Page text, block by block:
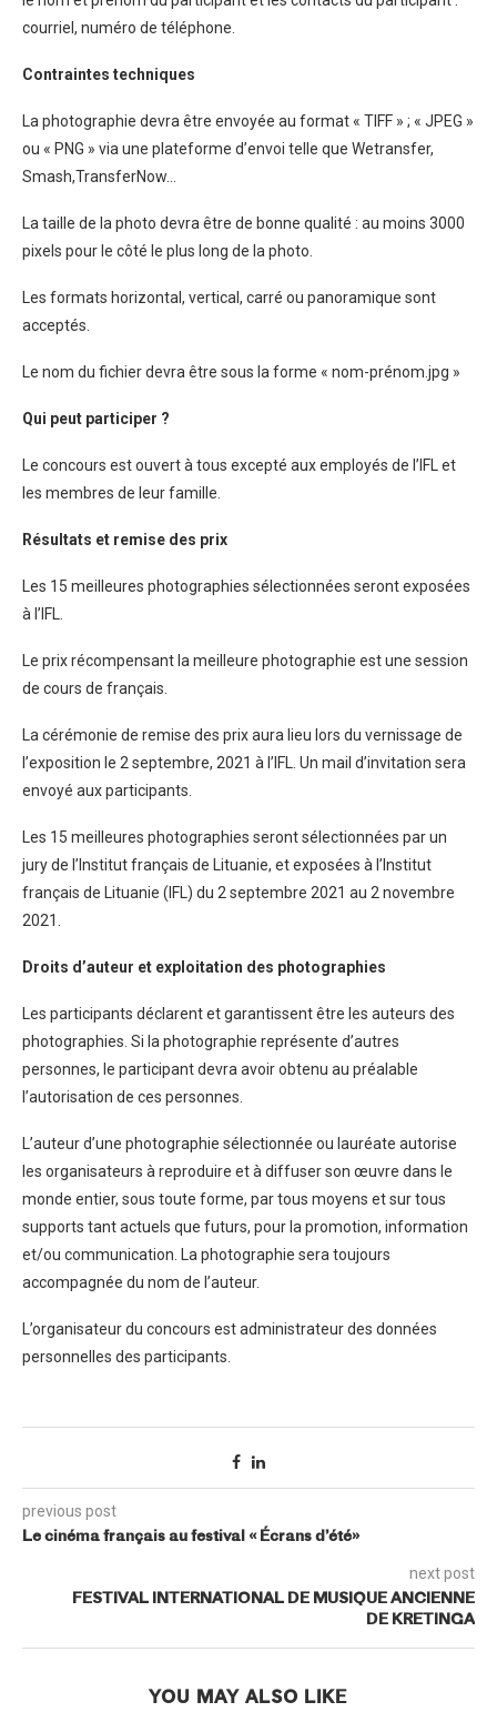
courriel, numéro de téléphone.
Contraintes techniques
La photographie devra être envoyée au format « TIFF » ; « JPEG »
ou « PNG » via une plateforme d’envoi telle que Wetransfer,
Smash,TransferNow…
La taille de la photo devra être de bonne qualité : au moins 3000
pixels pour le côté le plus long de la photo.
Les formats horizontal, vertical, carré ou panoramique sont
acceptés.
Le nom du fichier devra être sous la forme « nom-prénom.jpg »
Qui peut participer ?
Le concours est ouvert à tous excepté aux employés de l’IFL et
les membres de leur famille.
Résultats et remise des prix
Les 15 meilleures photographies sélectionnées seront exposées
à l’IFL.
Le prix récompensant la meilleure photographie est une session
de cours de français.
La cérémonie de remise des prix aura lieu lors du vernissage de
l’exposition le 2 septembre, 2021 à l’IFL. Un mail d’invitation sera
envoyé aux participants.
Les 15 meilleures photographies seront sélectionnées par un
jury de l’Institut français de Lituanie, et exposées à l’Institut
français de Lituanie (IFL) du 2 septembre 2021 au 2 novembre
2021.
Droits d’auteur et exploitation des photographies
Les participants déclarent et garantissent être les auteurs des
photographies. Si la photographie représente d’autres
personnes, le participant devra avoir obtenu au préalable
l’autorisation de ces personnes.
L’auteur d’une photographie sélectionnée ou lauréate autorise
les organisateurs à reproduire et à diffuser son œuvre dans le
monde entier, sous toute forme, par tous moyens et sur tous
supports tant actuels que futurs, pour la promotion, information
et/ou communication. La photographie sera toujours
accompagnée du nom de l’auteur.
L’organisateur du concours est administrateur des données
personnelles des participants.
previous post
Le cinéma français au festival « Écrans d’été»
next post
FESTIVAL INTERNATIONAL DE MUSIQUE ANCIENNE
DE KRETINGA
YOU MAY ALSO LIKE